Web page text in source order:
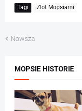
Tagi Zlot Mopsiarni
Nowsza
MOPSIE HISTORIE